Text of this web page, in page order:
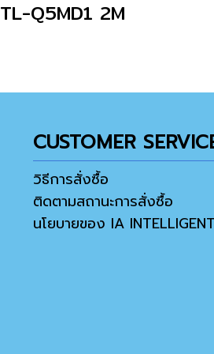
TL-Q5MD1 2M
CUSTOMER
วิธีการสั่งซื้อ
ติดตามสถานะการสั่งซื้อ
นโยบายของ IA INTELLIGENT